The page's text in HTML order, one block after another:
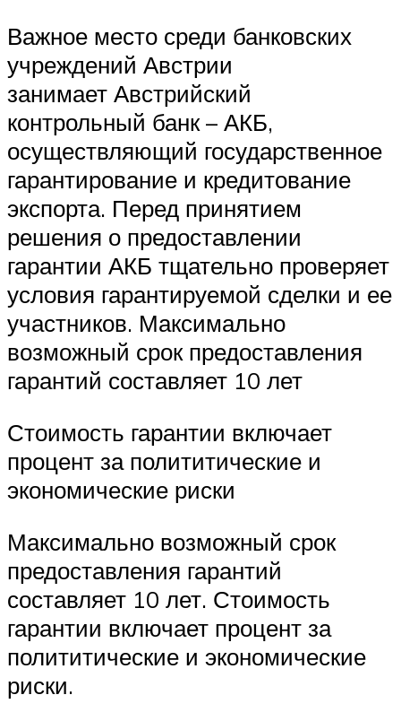
Важное место среди банковских
учреждений Австрии
занимает Австрийский
контрольный банк – АКБ,
осуществляющий государственное
гарантирование и кредитование
экспорта. Перед принятием
решения о предоставлении
гарантии АКБ тщательно проверяет
условия гарантируемой сделки и ее
участников. Максимально
возможный срок предоставления
гарантий составляет 10 лет
Стоимость гарантии включает
процент за полититические и
экономические риски
Максимально возможный срок
предоставления гарантий
составляет 10 лет. Стоимость
гарантии включает процент за
полититические и экономические
риски.